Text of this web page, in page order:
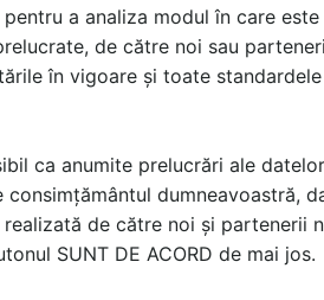
a analiza modul în care
de către noi sau
în vigoare și toate
ca anumite prelucrări ale
dumneavoastră,
de către noi și partenerii
SUNT DE ACORD de mai jos.